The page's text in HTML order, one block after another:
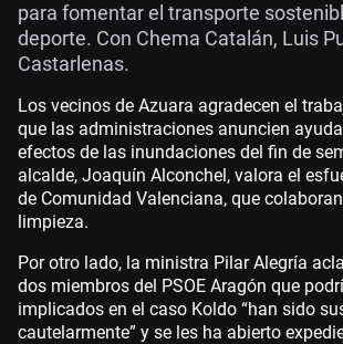
para fomentar el transporte
deporte. Con Chema Catalán, Luis
Castarlenas.
Los vecinos de Azuara agradecen el
que las administraciones anuncien
efectos de las inundaciones del fin de
alcalde, Joaquín Alconchel, valora el
de Comunidad Valenciana, que
limpieza.
Por otro lado, la ministra Pilar Alegría
dos miembros del PSOE Aragón que
implicados en el caso Koldo “han sido
cautelarmente” y se les ha abierto